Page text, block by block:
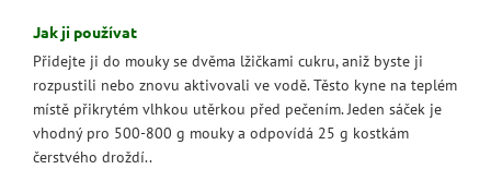
Jak ji používat
Přidejte ji do mouky se dvěma lžičkami cukru, aniž byste ji
rozpustili nebo znovu aktivovali ve vodě. Těsto kyne na teplém
místě přikrytém vlhkou utěrkou před pečením. Jeden sáček je
vhodný pro 500-800 g mouky a odpovídá 25 g kostkám
čerstvého droždí..